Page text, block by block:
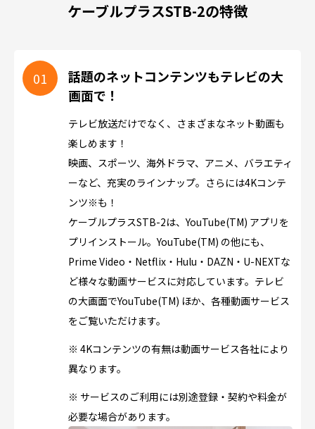
ケーブルプラスSTB-2の特徴
話題のネットコンテンツもテレビの大
画面で！
テレビ放送だけでなく、さまざまなネット動画も
楽しめます！
映画、スポーツ、海外ドラマ、アニメ、バラエティ
ーなど、充実のラインナップ。さらには4Kコンテ
ンツ※も！
ケーブルプラスSTB-2は、YouTube(TM) アプリを
プリインストール。YouTube(TM) の他にも、
Prime Video・Netflix・Hulu・DAZN・U-NEXTな
ど様々な動画サービスに対応しています。テレビ
の大画面でYouTube(TM) ほか、各種動画サービス
をご覧いただけます。
※ 4Kコンテンツの有無は動画サービス各社により
異なります。
※ サービスのご利用には別途登録・契約や料金が
必要な場合があります。